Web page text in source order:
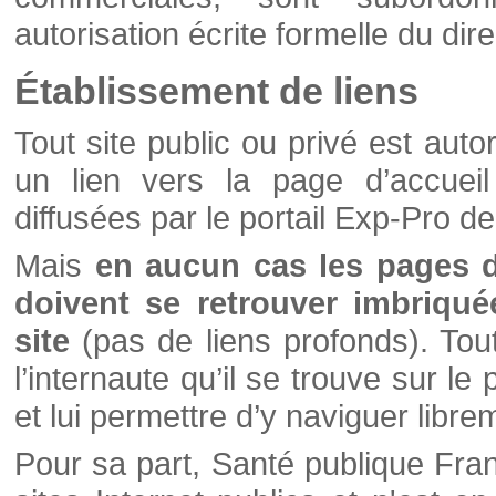
autorisation écrite formelle du
Établissement de liens
Tout site public ou privé est
un lien vers la page
diffusées par le portail Exp-Pro
Mais en aucun cas les pages
doivent se retrouver
site (pas de liens profonds).
l’internaute qu’il se trouve sur
et lui permettre d’y naviguer
Pour sa part, Santé publique